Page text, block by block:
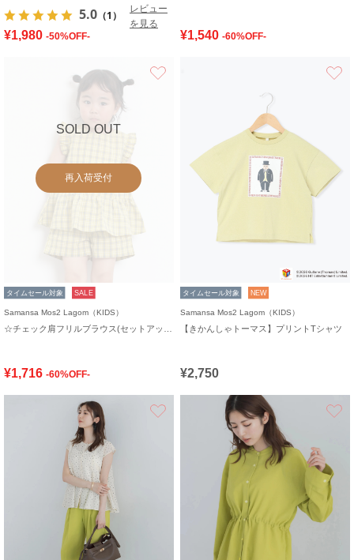
5.0 （1）
レビュー
を見る
¥1,980 -50%OFF- ¥1,540 -60%OFF-
SOLD OUT
再入荷受付
タイムセール対象 SALE
Samansa Mos2 Lagom（KIDS）
¥1,716 -60%OFF-
タイムセール対象 NEW
Samansa Mos2 Lagom（KIDS）
【きかんしゃトーマス】プリントTシャツ
¥2,750